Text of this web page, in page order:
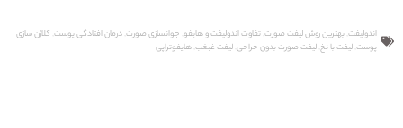
اندولیفت بهترین روش لیفت صورت تفاوت اندولیفت و هایفو جوانسازی صورت درمان افتادگی پوست کلاژن سازی
پوست لیفت با نخ لیفت صورت بدون جراحی لیفت غبغب هایفوتراپی